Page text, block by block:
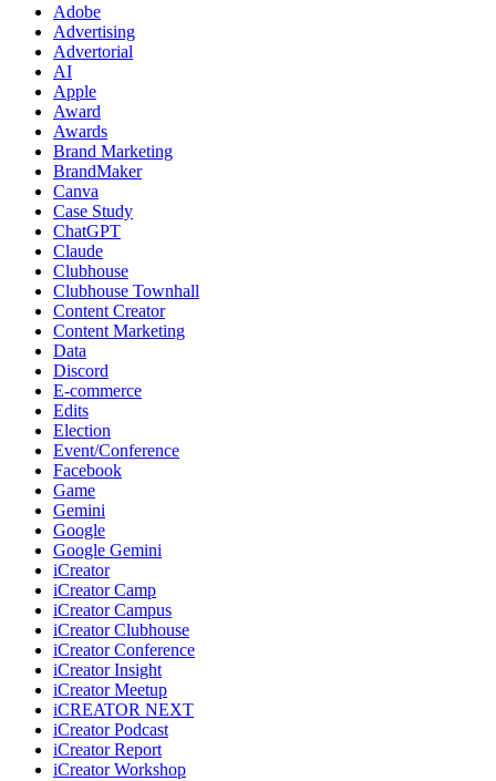
Adobe
Advertising
Advertorial
AI
Apple
Award
Awards
Brand Marketing
BrandMaker
Canva
Case Study
ChatGPT
Claude
Clubhouse
Clubhouse Townhall
Content Creator
Content Marketing
Data
Discord
E-commerce
Edits
Election
Event/Conference
Facebook
Game
Gemini
Google
Google Gemini
iCreator
iCreator Camp
iCreator Campus
iCreator Clubhouse
iCreator Conference
iCreator Insight
iCreator Meetup
iCREATOR NEXT
iCreator Podcast
iCreator Report
iCreator Workshop